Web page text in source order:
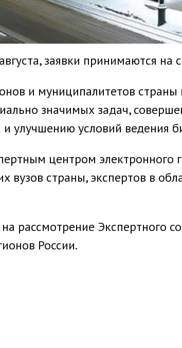
заявки принимаются
и муниципалитетов страны
значимых задач,
улучшению условий ведения
центром электронного
вузов страны, экспертов в
рассмотрение Экспертного
России.